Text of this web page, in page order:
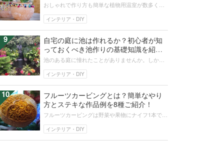
インテリア・DIY
おしゃれで作り方も簡単な植物用温室が数多く販
材による温室ごとの特徴や、室内・屋...
9
インテリア・DIY
自宅の庭に池は作れるか？初心者が知
っておくべき池作りの基礎知識を紹
介！
池のある庭に憧れたことがありませんか。しかし
作り方がわからないと諦めていません...
10
インテリア・DIY
フルーツカービングとは？簡単なやり
方とステキな作品例を8種ご紹介！
フルーツカービングは野菜や果物にナイフ1本で繊
芸です。話題のアーティスト岳さん...